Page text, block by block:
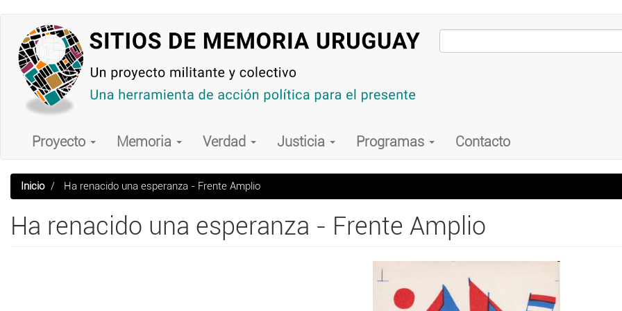
contenido
principal
Main
navigation
Proyecto Memoria Verdad Justicia Programas Contacto
Inicio Ha renacido una esperanza - Frente Amplio
Ha renacido una esperanza - Frente Amplio